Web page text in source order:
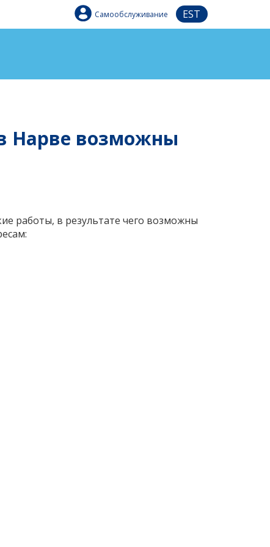
Самообслуживание EST
Нарве возможны
работы, в результате чего возможны